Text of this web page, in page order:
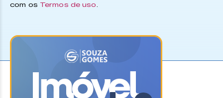
com os Termos de uso.